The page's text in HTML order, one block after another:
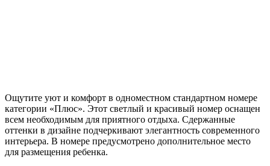
Ощутите уют и комфорт в одноместном стандартном номере
категории «Плюс». Этот светлый и красивый номер оснащен
всем необходимым для приятного отдыха. Сдержанные
оттенки в дизайне подчеркивают элегантность современного
интерьера. В номере предусмотрено дополнительное место
для размещения ребенка.